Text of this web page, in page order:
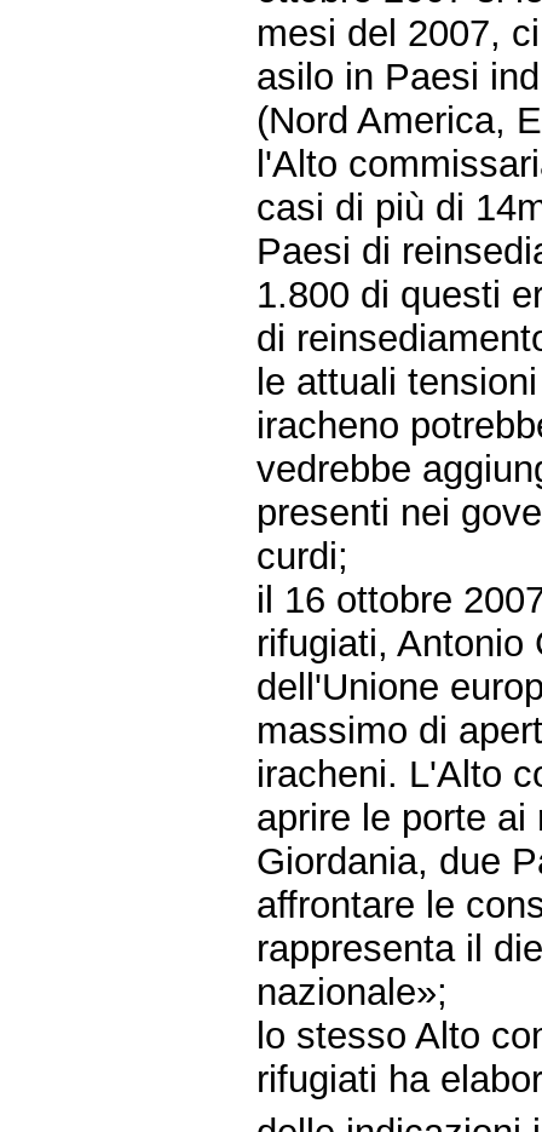
mesi del 2007,
asilo in Paesi
(Nord America,
l'Alto
casi di più di
Paesi di
1.800 di questi
di
le attuali
iracheno
vedrebbe
presenti nei
curdi;
il 16 ottobre
rifugiati, Antonio
dell'Unione
massimo di
iracheni. L'Alto
aprire le porte
Giordania, due
affrontare le
rappresenta il
nazionale»;
lo stesso Alto
rifugiati ha